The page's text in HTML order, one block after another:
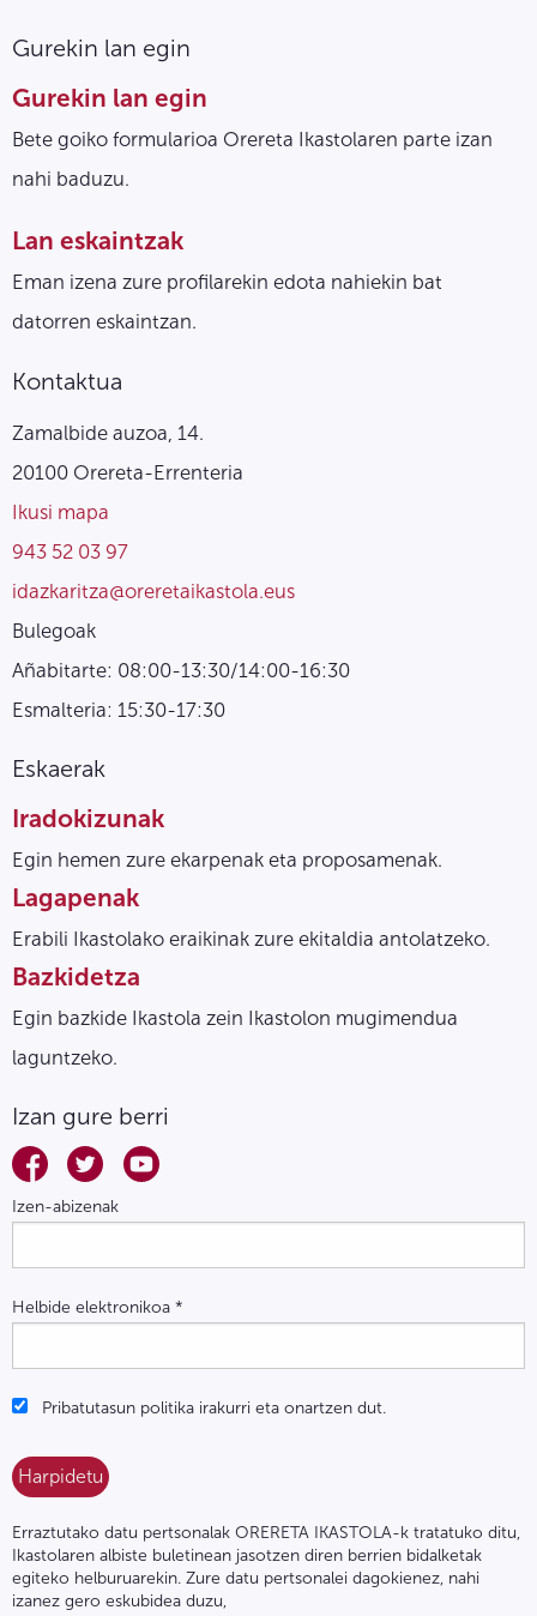
Gurekin lan egin
Gurekin lan egin
Bete goiko formularioa Orereta Ikastolaren parte izan
nahi baduzu.
Lan eskaintzak
Eman izena zure profilarekin edota nahiekin bat
datorren eskaintzan.
Kontaktua
Zamalbide auzoa, 14.
20100 Orereta-Errenteria
Ikusi mapa
943 52 03 97
idazkaritza@oreretaikastola.eus
Bulegoak
Añabitarte: 08:00-13:30/14:00-16:30
Esmalteria: 15:30-17:30
Eskaerak
Iradokizunak
Egin hemen zure ekarpenak eta proposamenak.
Lagapenak
Erabili Ikastolako eraikinak zure ekitaldia antolatzeko.
Bazkidetza
Egin bazkide Ikastola zein Ikastolon mugimendua
laguntzeko.
Izan gure berri
Izen-abizenak
Helbide elektronikoa *
Pribatutasun politika irakurri eta onartzen dut.
Erraztutako datu pertsonalak ORERETA IKASTOLA-k tratatuko ditu,
Ikastolaren albiste buletinean jasotzen diren berrien bidalketak
egiteko helburuarekin. Zure datu pertsonalei dagokienez, nahi
izanez gero eskubidea duzu,